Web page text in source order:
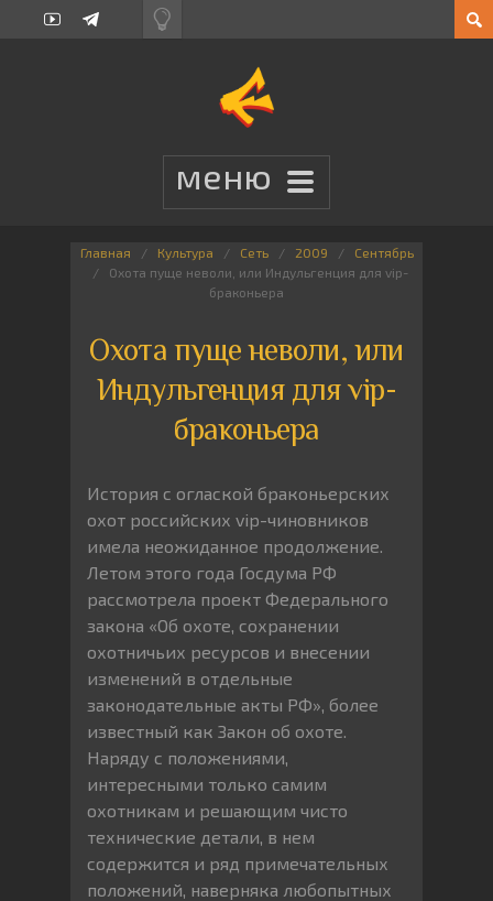
Главная Культура Сеть 2009
Сентябрь
Охота пуще неволи, или Индульгенция для vip-
браконьера
Охота пуще неволи, или
Индульгенция для vip-
браконьера
История с оглаской браконьерских
охот российских vip-чиновников
имела неожиданное продолжение.
Летом этого года Госдума РФ
рассмотрела проект Федерального
закона «Об охоте, сохранении
охотничьих ресурсов и внесении
изменений в отдельные
законодательные акты РФ», более
известный как Закон об охоте.
Наряду с положениями,
интересными только самим
охотникам и решающим чисто
технические детали, в нем
содержится и ряд примечательных
положений, наверняка любопытных